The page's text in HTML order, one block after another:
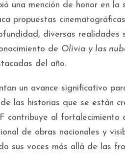
una mención de honor en
propuestas
diversas realidades
de Olivia y las
del año.
un avance significativo
las historias que se están
contribuye al
de obras nacionales y
sus voces más allá de las